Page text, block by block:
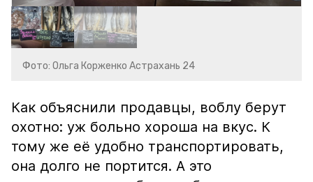
Фото: Ольга Корженко Астрахань 24
Как объяснили продавцы, воблу берут
охотно: уж больно хороша на вкус. К
тому же её удобно транспортировать,
она долго не портится. А это